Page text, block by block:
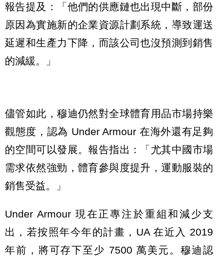
報告提及：「他們的供應鏈也出現中斷，部份
原因為實施新的企業資源計劃系統，導致運送
延遲和生產力下降，而該公司也沒預測到銷售
的減緩。」
儘管如此，穆迪仍然對全球體育用品市場持樂
觀態度，認為 Under Armour 在海外還有足夠
的空間可以發展。報告指出：「尤其中國市場
需求依然強勁，體育參與度提升，運動服裝的
銷售受益。」
Under Armour 現在正專注於重組和減少支
出，若按照年今年的計畫，UA 在近入 2019
年前，將可存下至少 7500 萬美元。穆迪認